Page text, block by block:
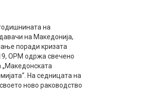
на
на Македонија,
поради кризата
ОРМ одржа свечено
„Македонската
На седницата на
ново раководство